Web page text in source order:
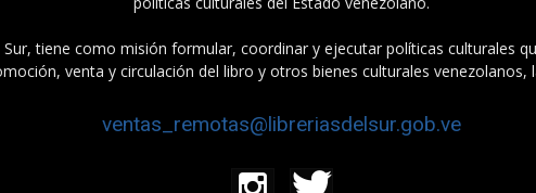
Sur, tiene como misión formular, coordinar y ejecutar políticas culturales
venta y circulación del libro y otros bienes culturales venezolanos,
ventas_remotas@libreriasdelsur.gob.ve